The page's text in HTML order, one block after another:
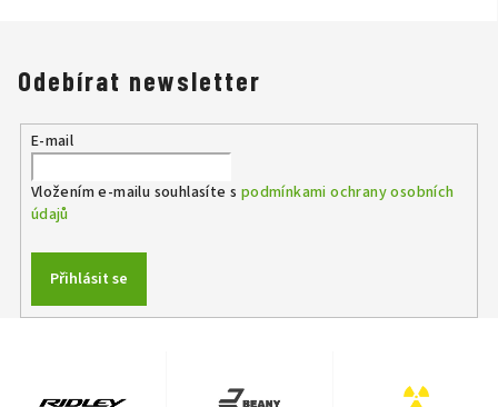
Odebírat newsletter
E-mail
Vložením e-mailu souhlasíte s podmínkami ochrany osobních
údajů
Přihlásit se